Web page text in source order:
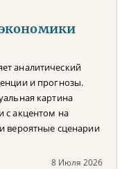
аналитический
и прогнозы.
картина
с акцентом на
вероятные сценарии
8 Июля 2026